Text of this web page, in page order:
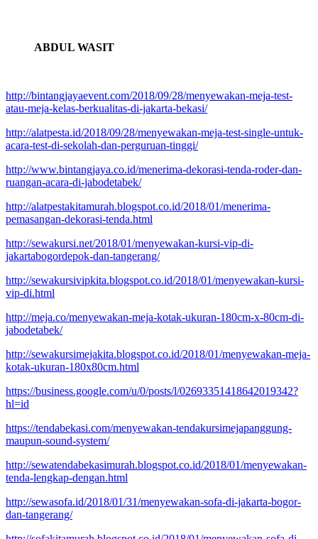
ABDUL WASIT
http://bintangjayaevent.com/2018/09/28/menyewakan-meja-test-
atau-meja-kelas-berkualitas-di-jakarta-bekasi/
http://alatpesta.id/2018/09/28/menyewakan-meja-test-single-untuk-
acara-test-di-sekolah-dan-perguruan-tinggi/
http://www.bintangjaya.co.id/menerima-dekorasi-tenda-roder-dan-
ruangan-acara-di-jabodetabek/
http://alatpestakitamurah.blogspot.co.id/2018/01/menerima-
pemasangan-dekorasi-tenda.html
http://sewakursi.net/2018/01/menyewakan-kursi-vip-di-
jakartabogordepok-dan-tangerang/
http://sewakursivipkita.blogspot.co.id/2018/01/menyewakan-kursi-
vip-di.html
http://meja.co/menyewakan-meja-kotak-ukuran-180cm-x-80cm-di-
jabodetabek/
http://sewakursimejakita.blogspot.co.id/2018/01/menyewakan-meja-
kotak-ukuran-180x80cm.html
https://business.google.com/u/0/posts/l/02693351418642019342?
hl=id
https://tendabekasi.com/menyewakan-tendakursimejapanggung-
maupun-sound-system/
http://sewatendabekasimurah.blogspot.co.id/2018/01/menyewakan-
tenda-lengkap-dengan.html
http://sewasofa.id/2018/01/31/menyewakan-sofa-di-jakarta-bogor-
dan-tangerang/